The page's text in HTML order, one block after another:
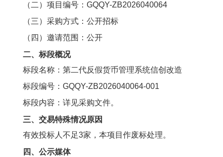
（二）项目编号：GQQY-ZB2026040064
（三）采购方式：公开招标
（四）邀请范围：公开
二、 标段概况
标段名称：第二代反假货币管理系统信创改造
标段编号：GQQY-ZB2026040064-001
标段内容：详见采购文件。
三、 交易特殊情况原因
有效投标人不足3家，本项目作废标处理。
四、公示媒体